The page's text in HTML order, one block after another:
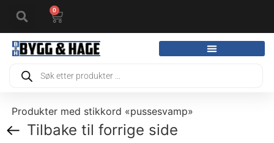
0
Produkter med stikkord «pussesvamp»
Tilbake til forrige side